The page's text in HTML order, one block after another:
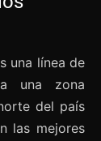
una línea de
una zona
del país
las mejores